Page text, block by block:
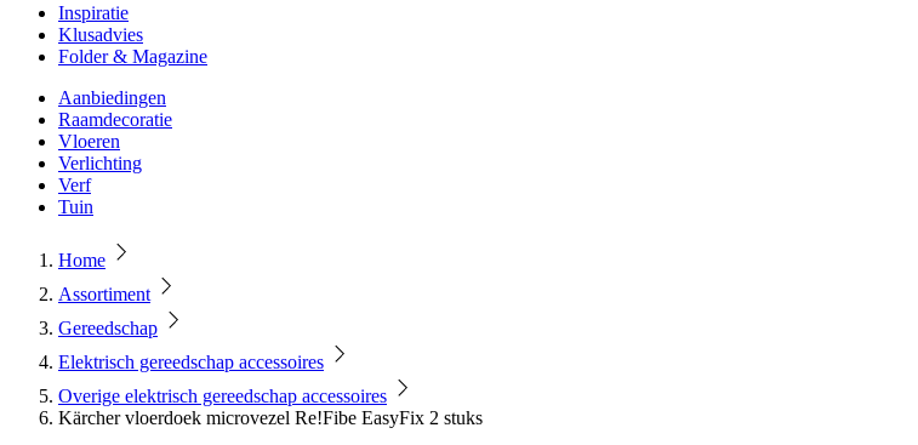
Inspiratie
Klusadvies
Folder & Magazine
Aanbiedingen
Raamdecoratie
Vloeren
Verlichting
Verf
Tuin
Home
Assortiment
Gereedschap
Elektrisch gereedschap accessoires
Overige elektrisch gereedschap accessoires
Kärcher vloerdoek microvezel Re!Fibe EasyFix 2 stuks